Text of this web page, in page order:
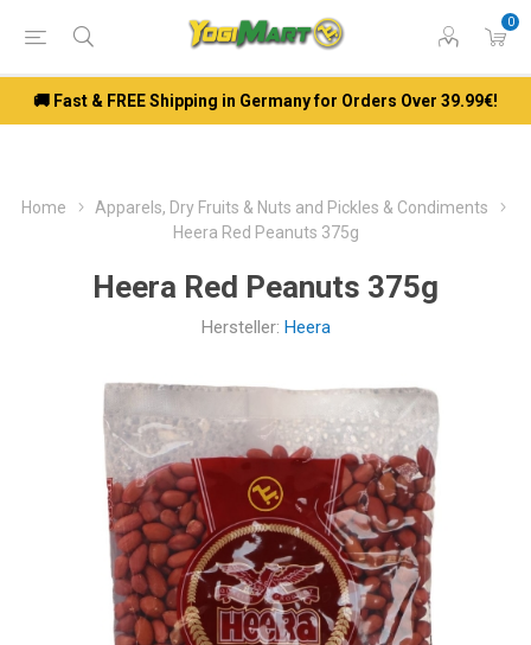
0
🚚 Fast & FREE Shipping in Germany for Orders Over 39.99€!
Home
Apparels, Dry Fruits & Nuts and Pickles & Condiments
Heera Red Peanuts 375g
Heera Red Peanuts 375g
Hersteller: Heera